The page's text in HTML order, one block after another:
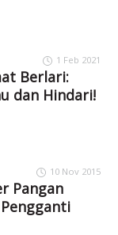
1 Feb 2021
Berlari:
dan Hindari!
10 Nov 2015
Pangan